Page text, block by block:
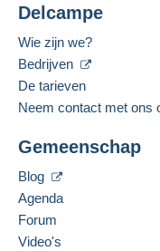
Deze zone omvat
Aangetekende
Betaling via:
en
Woonplaats:
China
Gesproken taal:
Engels
De verkoper
Delcampe
Wie zijn we?
Bedrijven
De tarieven
Neem contact met ons
Gemeenschap
Blog
Agenda
Forum
Video's